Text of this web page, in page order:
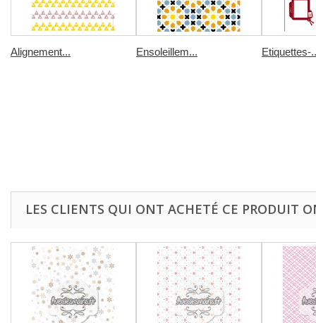
Alignement... Ensoleillem... Etiquettes-
LES CLIENTS QUI ONT ACHETÉ CE PRODUIT